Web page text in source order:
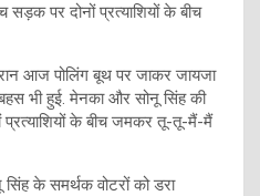
सड़क पर दोनों प्रत्याशियों के बीच
आज पोलिंग बूथ पर जाकर जायजा
भी हुई. मेनका और सोनू सिंह की
के बीच जमकर तू-तू-मैं-मैं
के समर्थक वोटरों को डरा